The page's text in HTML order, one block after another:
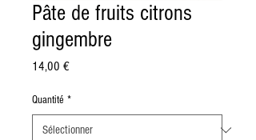
Pâte de fruits citrons
gingembre
14,00 €Prix
Quantité *